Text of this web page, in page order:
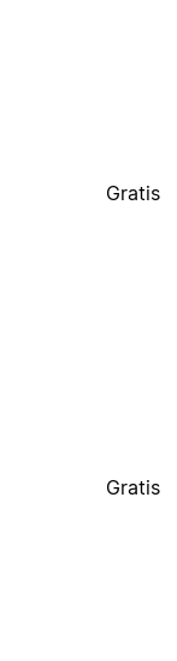
Gratis
Gratis